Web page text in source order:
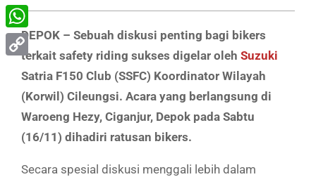
DEPOK – Sebuah diskusi penting bagi bikers
terkait safety riding sukses digelar oleh Suzuki
Satria F150 Club (SSFC) Koordinator Wilayah
(Korwil) Cileungsi. Acara yang berlangsung di
Waroeng Hezy, Ciganjur, Depok pada Sabtu
(16/11) dihadiri ratusan bikers.
Secara spesial diskusi menggali lebih dalam
X
WhatsApp
Link